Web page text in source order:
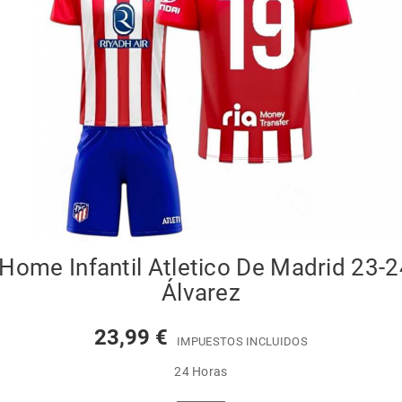
Infantil Atletico De Madrid 23-
Álvarez
23,99 € IMPUESTOS INCLUIDOS
24 Horas